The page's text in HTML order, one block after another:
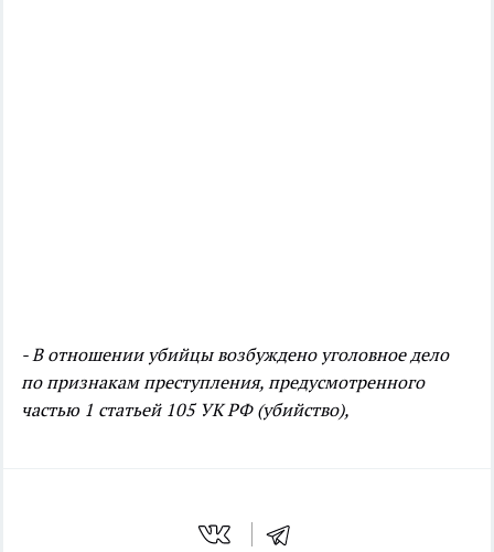
- В отношении убийцы возбуждено уголовное дело
по признакам преступления, предусмотренного
частью 1 статьей 105 УК РФ (убийство),